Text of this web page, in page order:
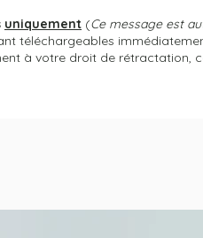
uniquement (Ce message est
téléchargeables
à votre droit de rétractation,